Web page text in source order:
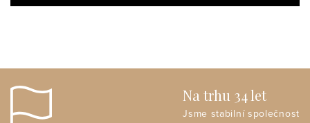
Na trhu 34 let
Jsme stabilní společnost